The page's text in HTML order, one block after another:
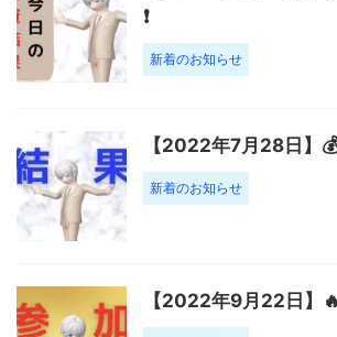
❗️
新着のお知らせ
【2022年7月28日】
新着のお知らせ
【2022年9月22日】